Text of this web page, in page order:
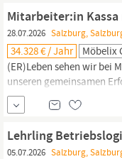
Mitarbeiter:in
28.07.2026 Salzburg,
34.328 € / Jahr Möbelix
(ER)Leben sehen wir bei
unseren gemeinsamen
Aufgabenbereich leben
Aushilfe oder auch als
Hey,
Herausforderung und
Lehrling
05.07.2026 Salzburg,